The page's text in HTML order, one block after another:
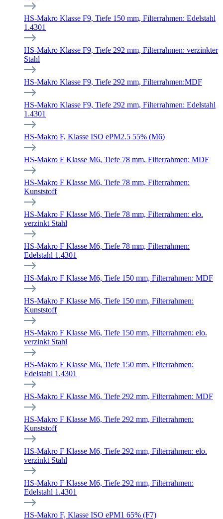
HS-Makro Klasse F9, Tiefe 150 mm, Filterrahmen: Edelstahl
1.4301
HS-Makro Klasse F9, Tiefe 292 mm, Filterrahmen: verzinkter
Stahl
HS-Makro Klasse F9, Tiefe 292 mm, Filterrahmen:MDF
HS-Makro Klasse F9, Tiefe 292 mm, Filterrahmen: Edelstahl
1.4301
HS-Makro F, Klasse ISO ePM2.5 55% (M6)
HS-Makro F Klasse M6, Tiefe 78 mm, Filterrahmen: MDF
HS-Makro F Klasse M6, Tiefe 78 mm, Filterrahmen:
Kunststoff
HS-Makro F Klasse M6, Tiefe 78 mm, Filterrahmen: elo.
verzinkt Stahl
HS-Makro F Klasse M6, Tiefe 78 mm, Filterrahmen:
Edelstahl 1.4301
HS-Makro F Klasse M6, Tiefe 150 mm, Filterrahmen: MDF
HS-Makro F Klasse M6, Tiefe 150 mm, Filterrahmen:
Kunststoff
HS-Makro F Klasse M6, Tiefe 150 mm, Filterrahmen: elo.
verzinkt Stahl
HS-Makro F Klasse M6, Tiefe 150 mm, Filterrahmen:
Edelstahl 1.4301
HS-Makro F Klasse M6, Tiefe 292 mm, Filterrahmen: MDF
HS-Makro F Klasse M6, Tiefe 292 mm, Filterrahmen:
Kunststoff
HS-Makro F Klasse M6, Tiefe 292 mm, Filterrahmen: elo.
verzinkt Stahl
HS-Makro F Klasse M6, Tiefe 292 mm, Filterrahmen:
Edelstahl 1.4301
HS-Makro F, Klasse ISO ePM1 65% (F7)